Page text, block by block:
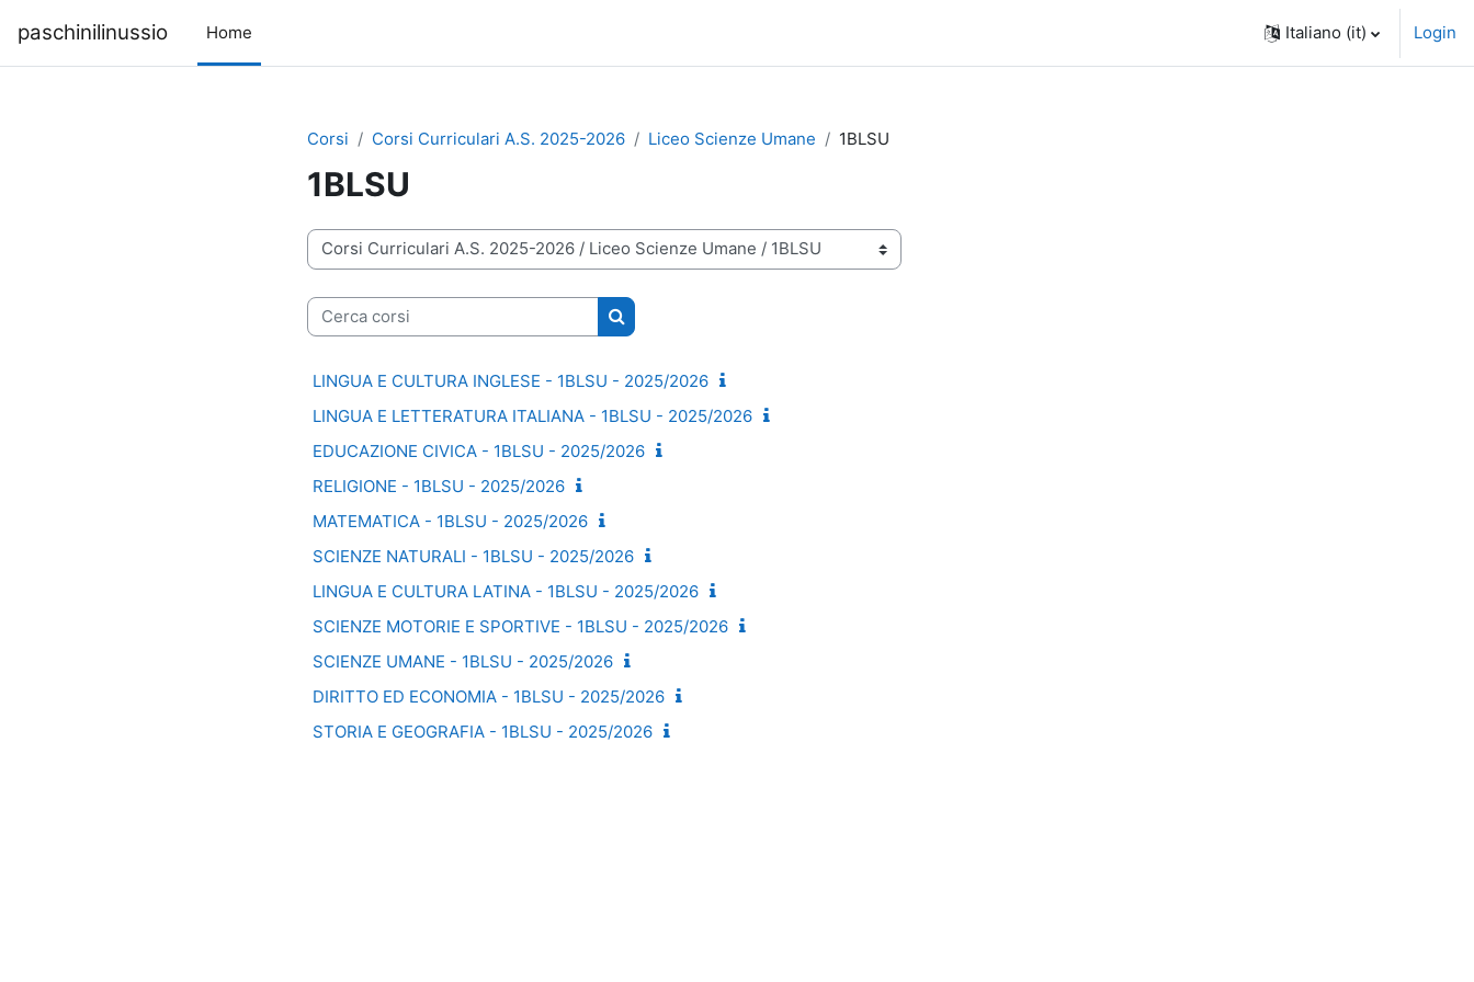
paschinilinussio Home Italiano ‎(it)‎ Login
Corsi Corsi Curriculari A.S. 2025-2026 Liceo Scienze Umane 1BLSU
1BLSU
Categorie di corso
Cerca corsi
Cerca corsi
LINGUA E CULTURA INGLESE - 1BLSU - 2025/2026
LINGUA E LETTERATURA ITALIANA - 1BLSU - 2025/2026
EDUCAZIONE CIVICA - 1BLSU - 2025/2026
RELIGIONE - 1BLSU - 2025/2026
MATEMATICA - 1BLSU - 2025/2026
SCIENZE NATURALI - 1BLSU - 2025/2026
LINGUA E CULTURA LATINA - 1BLSU - 2025/2026
SCIENZE MOTORIE E SPORTIVE - 1BLSU - 2025/2026
SCIENZE UMANE - 1BLSU - 2025/2026
DIRITTO ED ECONOMIA - 1BLSU - 2025/2026
STORIA E GEOGRAFIA - 1BLSU - 2025/2026